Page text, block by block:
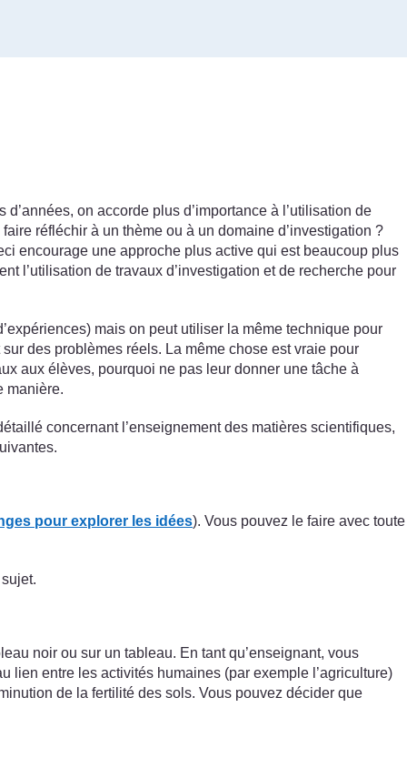
on accorde plus d’importance à l’utilisation de
réfléchir à un thème ou à un domaine d’investigation ?
encourage une approche plus active qui est beaucoup plus
l’utilisation de travaux d’investigation et de recherche pour
mais on peut utiliser la même technique pour
des problèmes réels. La même chose est vraie pour
aux élèves, pourquoi ne pas leur donner une tâche à
manière.
concernant l’enseignement des matières scientifiques,
pour explorer les idées). Vous pouvez le faire avec toute
noir ou sur un tableau. En tant qu’enseignant, vous
lien entre les activités humaines (par exemple l’agriculture)
de la fertilité des sols. Vous pouvez décider que